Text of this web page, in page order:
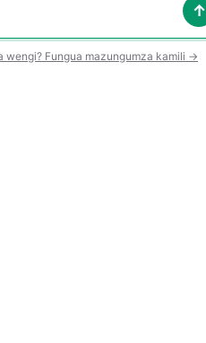
↑
wengi? Fungua mazungumza kamili →